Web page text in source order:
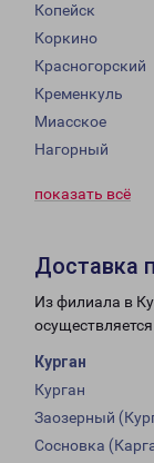
Копейск
Коркино
Красногорский
Кременкуль
Миасское
Нагорный
показать всё
Доставка
Из филиала в
Курган
Курган
Заозерный
Сосновка